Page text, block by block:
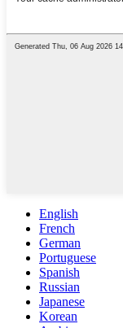
English
French
German
Portuguese
Spanish
Russian
Japanese
Korean